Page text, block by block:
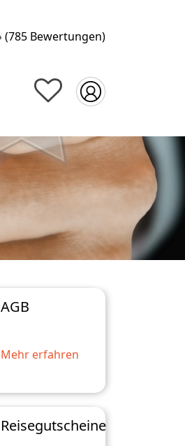
(785 Bewertungen)
AGB
Mehr erfahren
Reisegutscheine